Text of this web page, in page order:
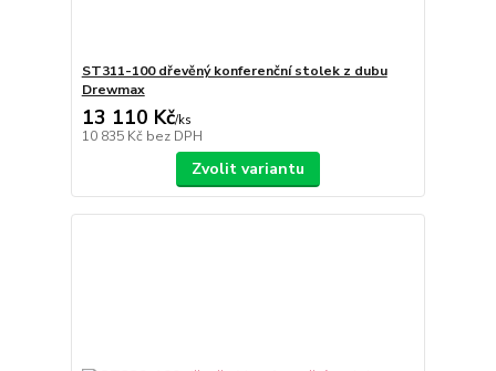
ST311-100 dřevěný konferenční stolek z dubu
Drewmax
13 110 Kč/ks
10 835 Kč bez DPH
Zvolit variantu